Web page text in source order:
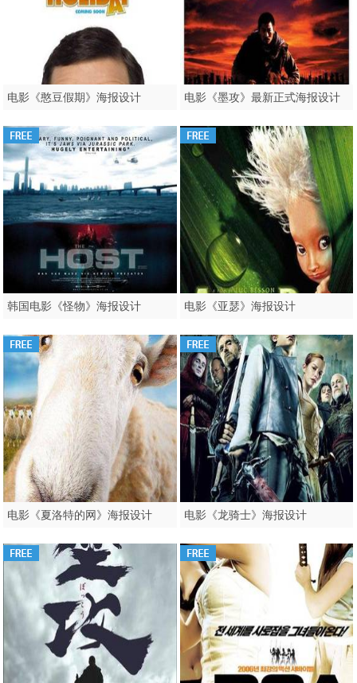
电影《憨豆假期》海报设计 电影《墨攻》最新正式海报设计
韩国电影《怪物》海报设计 电影《亚瑟》海报设计
电影《夏洛特的网》海报设计 电影《龙骑士》海报设计